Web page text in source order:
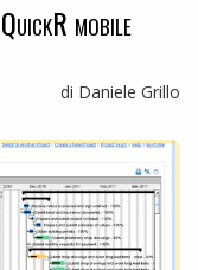
mobile
di Daniele Grillo